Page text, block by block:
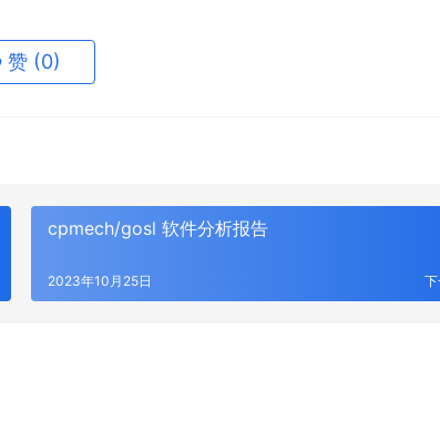
赞 (0)
cpmech/gosl 软件分析报告
2023年10月25日